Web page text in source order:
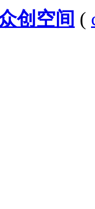
创空间 (